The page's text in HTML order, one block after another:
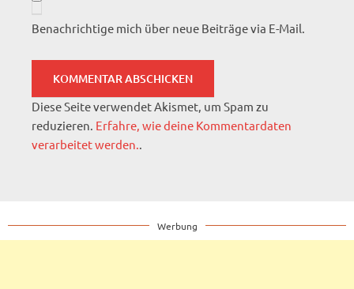
Benachrichtige mich über neue Beiträge via E-Mail.
Diese Seite verwendet Akismet, um Spam zu
reduzieren. Erfahre, wie deine Kommentardaten
verarbeitet werden.
Werbung